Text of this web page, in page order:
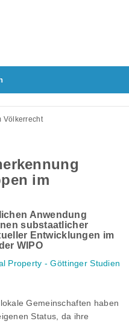
Völkerrecht
im
Anwendung
substaatlicher
Entwicklungen im
WIPO
Property - Göttinger Studien
Gemeinschaften haben
Status, da ihre